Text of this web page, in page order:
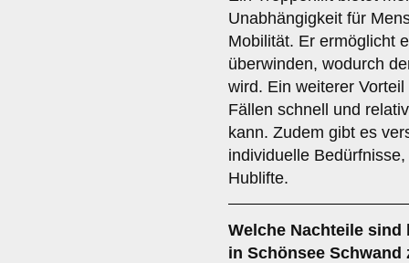
Unabhängigkeit für
Mobilität. Er ermöglicht
überwinden, wodurch
wird. Ein weiterer
Fällen schnell und
kann. Zudem gibt es
individuelle
Hublifte.
Welche Nachteile
in Schönsee Schwand